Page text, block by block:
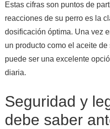
Estas cifras son puntos de
reacciones de su perro es la
dosificación óptima. Una vez
un producto como el aceite
puede ser una excelente
diaria.
Seguridad y
debe saber